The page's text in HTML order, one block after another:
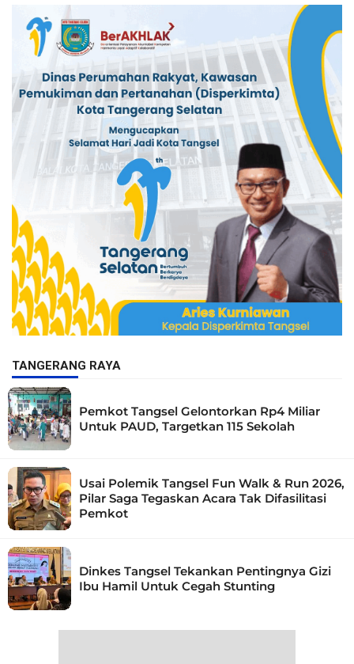
TANGERANG RAYA
Pemkot Tangsel Gelontorkan Rp4 Miliar
Untuk PAUD, Targetkan 115 Sekolah
Usai Polemik Tangsel Fun Walk & Run 2026,
Pilar Saga Tegaskan Acara Tak Difasilitasi
Pemkot
Dinkes Tangsel Tekankan Pentingnya Gizi
Ibu Hamil Untuk Cegah Stunting